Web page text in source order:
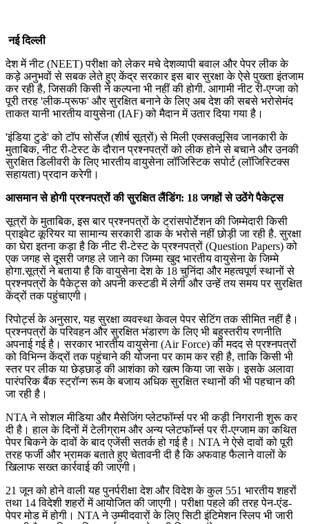
नई दिल्ली
देश में नीट (NEET) परीक्षा को लेकर मचे देशव्यापी बवाल और पेपर लीक के
कड़े अनुभवों से सबक लेते हुए केंद्र सरकार इस बार सुरक्षा के ऐसे पुख्ता इंतजाम
कर रही है, जिसकी किसी ने कल्पना भी नहीं की होगी. आगामी नीट री-एग्जा को
पूरी तरह 'लीक-प्रूफ' और सुरक्षित बनाने के लिए अब देश की सबसे भरोसेमंद
ताकत यानी भारतीय वायुसेना (IAF) को मैदान में उतार दिया गया है।
'इंडिया टुडे' को टॉप सोर्सेज (शीर्ष सूत्रों) से मिली एक्सक्लूसिव जानकारी के
मुताबिक, नीट री-टेस्ट के दौरान प्रश्नपत्रों को लीक होने से बचाने और उनकी
सुरक्षित डिलीवरी के लिए भारतीय वायुसेना लॉजिस्टिक सपोर्ट (लॉजिस्टिक्स
सहायता) प्रदान करेगी।
आसमान से होगी प्रश्नपत्रों की सुरक्षित लैंडिंग: 18 जगहों से उठेंगे पैकेट्स
सूत्रों के मुताबिक, इस बार प्रश्नपत्रों के ट्रांसपोर्टेशन की जिम्मेदारी किसी
प्राइवेट कूरियर या सामान्य सरकारी डाक के भरोसे नहीं छोड़ी जा रही है. सुरक्षा
का घेरा इतना कड़ा है कि नीट री-टेस्ट के प्रश्नपत्रों (Question Papers) को
एक जगह से दूसरी जगह ले जाने का जिम्मा खुद भारतीय वायुसेना के जिम्मे
होगा.सूत्रों ने बताया है कि वायुसेना देश के 18 चुनिंदा और महत्वपूर्ण स्थानों से
प्रश्नपत्रों के पैकेट्स को अपनी कस्टडी में लेगी और उन्हें तय समय पर सुरक्षित
केंद्रों तक पहुंचाएगी।
रिपोर्ट्स के अनुसार, यह सुरक्षा व्यवस्था केवल पेपर सेटिंग तक सीमित नहीं है।
प्रश्नपत्रों के परिवहन और सुरक्षित भंडारण के लिए भी बहुस्तरीय रणनीति
अपनाई गई है। सरकार भारतीय वायुसेना (Air Force) की मदद से प्रश्नपत्रों
को विभिन्न केंद्रों तक पहुंचाने की योजना पर काम कर रही है, ताकि किसी भी
स्तर पर लीक या छेड़छाड़ की आशंका को खत्म किया जा सके। इसके अलावा
पारंपरिक बैंक स्ट्रॉन्ग रूम के बजाय अधिक सुरक्षित स्थानों की भी पहचान की
जा रही है।
NTA ने सोशल मीडिया और मैसेजिंग प्लेटफॉर्म्स पर भी कड़ी निगरानी शुरू कर
दी है। हाल के दिनों में टेलीग्राम और अन्य प्लेटफॉर्म्स पर री-एग्जाम का कथित
पेपर बिकने के दावों के बाद एजेंसी सतर्क हो गई है। NTA ने ऐसे दावों को पूरी
तरह फर्जी और भ्रामक बताते हुए चेतावनी दी है कि अफवाह फैलाने वालों के
खिलाफ सख्त कार्रवाई की जाएगी।
21 जून को होने वाली यह पुनर्परीक्षा देश और विदेश के कुल 551 भारतीय शहरों
तथा 14 विदेशी शहरों में आयोजित की जाएगी। परीक्षा पहले की तरह पेन-एंड-
पेपर मोड में होगी। NTA ने उम्मीदवारों के लिए सिटी इंटिमेशन स्लिप भी जारी